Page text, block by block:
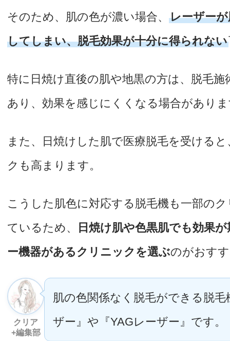
そのため、肌の色が濃い場合、 レーザー
してしまい、脱毛効果が十分に得られない
特に日焼け直後の肌や地黒の方は、脱毛
あり、効果を感じにくくなる場合があり
また、日焼けした肌で医療脱毛を受ける
クも高まります。
こうした肌色に対応する脱毛機も一部の
ているため、
日焼け肌や色黒肌でも効果
ー機器があるクリニックを選ぶのがおす
クリア
+編集部
肌の色関係なく脱毛ができる脱
ザー』や『YAGレーザー』です。